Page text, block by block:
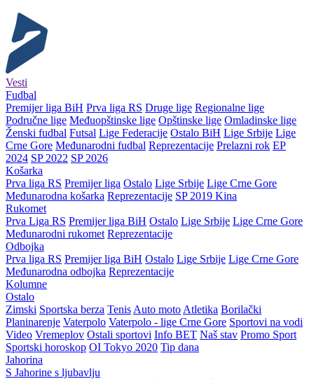
Vesti
Fudbal
Premijer liga BiH Prva liga RS Druge lige Regionalne lige
Područne lige Međuopštinske lige Opštinske lige Omladinske lige
Ženski fudbal Futsal Lige Federacije Ostalo BiH Lige Srbije Lige
Crne Gore Međunarodni fudbal Reprezentacije Prelazni rok EP
2024 SP 2022 SP 2026
Košarka
Prva liga RS Premijer liga Ostalo Lige Srbije Lige Crne Gore
Međunarodna košarka Reprezentacije SP 2019 Kina
Rukomet
Prva Liga RS Premijer liga BiH Ostalo Lige Srbije Lige Crne Gore
Međunarodni rukomet Reprezentacije
Odbojka
Prva liga RS Premijer liga BiH Ostalo Lige Srbije Lige Crne Gore
Međunarodna odbojka Reprezentacije
Kolumne
Ostalo
Zimski Sportska berza Tenis Auto moto Atletika Borilački
Planinarenje Vaterpolo Vaterpolo - lige Crne Gore Sportovi na vodi
Video Vremeplov Ostali sportovi Info BET Naš stav Promo Sport
Sportski horoskop OI Tokyo 2020 Tip dana
Jahorina
S Jahorine s ljubavlju